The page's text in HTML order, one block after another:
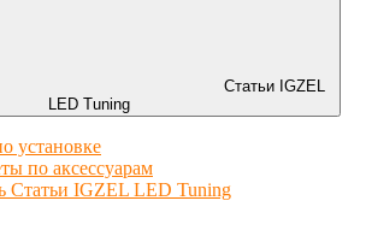
Статьи IGZEL
LED Tuning
установке
по аксессуарам
Статьи IGZEL LED Tuning